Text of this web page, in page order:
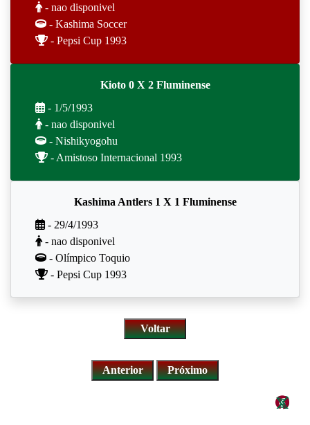
- nao disponivel
- Kashima Soccer
- Pepsi Cup 1993
Kioto 0 X 2 Fluminense
- 1/5/1993
- nao disponivel
- Nishikyogohu
- Amistoso Internacional 1993
Kashima Antlers 1 X 1 Fluminense
- 29/4/1993
- nao disponivel
- Olímpico Toquio
- Pepsi Cup 1993